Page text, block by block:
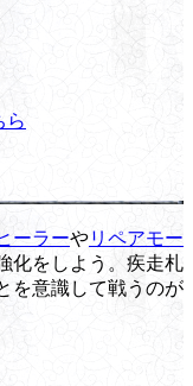
ら
ーラーやリペアモー
化をしよう。疾走札
を意識して戦うのが